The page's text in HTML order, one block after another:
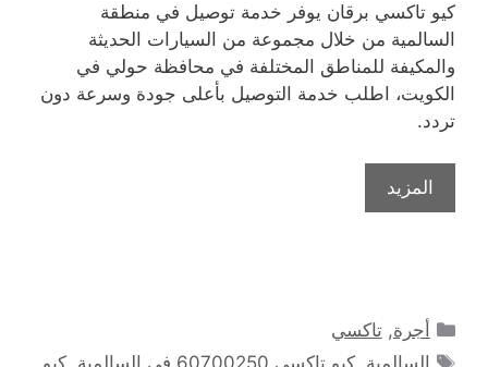
كيو تاكسي برقان يوفر خدمة توصيل في منطقة
السالمية من خلال مجموعة من السيارات الحديثة
والمكيفة للمناطق المختلفة في محافظة حولي في
الكويت، اطلب خدمة التوصيل بأعلى جودة وسرعة دون
تردد.
المزيد
التصنيفات
أجرة,تاكسي
الوسوم
السالمية ,كيو تاكسي 60700250 في السالمية ,كيو